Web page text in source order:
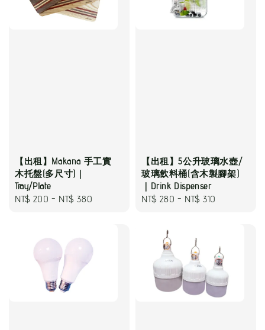
【出租】Makana 手工實
木托盤(多尺寸)｜
Tray/Plate
Regular
NT$ 200 - NT$ 380
【出租】5公升玻璃水壺/
玻璃飲料桶(含木製腳架)
｜Drink Dispenser
Regular
NT$ 280 - NT$ 310